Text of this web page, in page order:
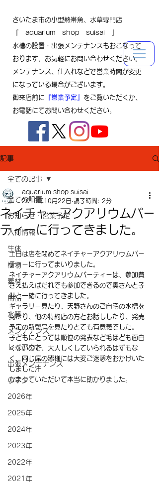
さいたま市の小型熱帯魚、水草専門店
『 aquarium shop suisai 』
水槽の設置・出張メンテナンスもおこなって
おります。お気軽にお問い合わせください。
メンテナンス、仕入れなどで営業時間が変更
になっている場合がございます。
御来店前に 『営業予定』 をご覧いただくか、
お電話にてお問い合わせください。
記事
全ての記事
お知らせ・営業予定
入荷情報
生体
植物
素材
用品
水質
メンテナンス
レイアウト
出張メンテナンス
小ネタ
2026年
2025年
2024年
2023年
2022年
2021年
全ての記事
ネイチャーアクアリウムパー
ティーに行ってきました。
aquarium shop suisai
2019年10月22日 読了時間: 2分
土日は店を閉めてネイチャーアクアリウムパー
ティーに行ってまいりました。
ネイチャーアクアリウムパーティーは、参加費
さえ払えばだれでも参加できるので奥さんと子
供と一緒に行ってきました。
ギャラリー見たり、天野さんのご自宅の水槽を
見たり、他の特約店の方とお話ししたり、発売
予定の新製品を見たりとても有意義でした。
子どもにとっては順位の発表など毛ほども面白
くないので、大人しくしていられるはずもな
く、同じ席の皆様には大変ご迷惑をおかけいた
しました汗
かまっていただいて本当に助かりました。